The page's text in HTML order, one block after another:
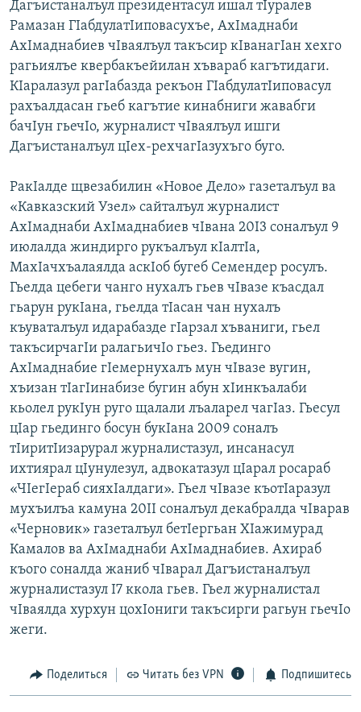
Дагъистаналъул президентасул ишал тIуралев
Рамазан ГIабдулатIиповасухъе, АхIмаднаби
АхIмаднабиев чIваялъул такъсир кIванагIан хехго
рагьиялъе квербакъейилан хъвараб кагътидаги.
КIаралазул рагIабазда рекъон ГIабдулатIиповасул
рахъалдасан гьеб кагътие кинабниги жавабги
бачIун гьечIо, журналист чIваялъул ишги
Дагъистаналъул цIех-рехчагIазухъго буго.
РакIалде щвезабилин «Новое Дело» газеталъул ва
«Кавказский Узел» сайталъул журналист
АхIмаднаби АхIмаднабиев чIвана 20I3 соналъул 9
июлалда жиндирго рукъалъул кIалтIа,
МахIачхъалаялда аскIоб бугеб Семендер росулъ.
Гьелда цебеги чанго нухалъ гьев чIвазе къасдал
гьарун рукIана, гьелда тIасан чан нухалъ
къуваталъул идарабазде гIарзал хъваниги, гьел
такъсирчагIи ралагьичIо гьез. Гьединго
АхIмаднабие гIемернухалъ мун чIвазе вугин,
хъизан тIагIинабизе бугин абун хIинкъалаби
кьолел рукIун руго щалали лъаларел чагIаз. Гьесул
цIар гьединго босун букIана 2009 соналъ
тIиритIизарурал журналистазул, инсанасул
ихтиярал цIунулезул, адвокатазул цIарал росараб
«ЧIегIераб сияхIалдаги». Гьел чIвазе къотIаразул
мухъилъа камуна 20II соналъул декабралда чIварав
«Черновик» газеталъул бетIергьан ХIажимурад
Камалов ва АхIмаднаби АхIмаднабиев. Ахираб
къого соналда жаниб чIварал Дагъистаналъул
журналистазул I7 ккола гьев. Гьел журналистал
чIваялда хурхун цохIониги такъсирги рагьун гьечIо
жеги.
Поделиться Читать без VPN Подпишитесь